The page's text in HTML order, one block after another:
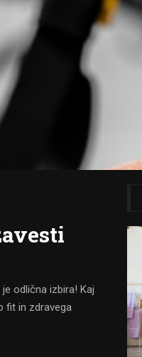
odlična izbira! Kaj
fit in zdravega